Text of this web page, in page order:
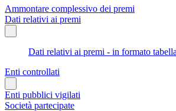
Ammontare complessivo dei premi
Dati relativi ai premi
Dati relativi ai premi - in formato
Enti controllati
Enti pubblici vigilati
Società partecipate